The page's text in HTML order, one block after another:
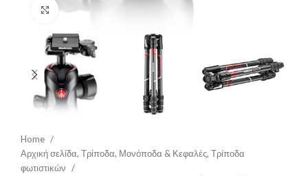
Click to enlarge
Home
Αρχική σελίδα, Τρίποδα, Μονόποδα & Κεφαλές, Τρίποδα
φωτιστικών